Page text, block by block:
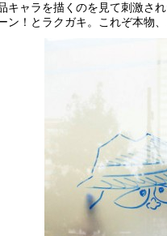
キャラを描くのを見て刺激さ
ン！とラクガキ。これぞ本物